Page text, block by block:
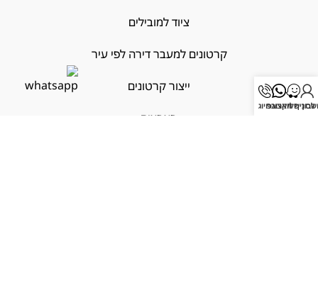
ציוד למובילים
קרטונים למעבר דירה לפי עיר
ייצור קרטונים
פצפצים
שלי
לסניף הקרוב
וואצאפחיוג